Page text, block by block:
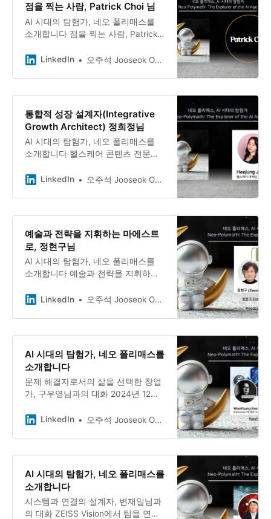
점을 찍는 사람, Patrick Choi 님
AI 시대의 탐험가, 네오 폴리매스를
소개합니다 점을 찍는 사람, Patrick
말에는 공연 사진작가, 교회에서는 선
드에서는 기타리스트. ”헤매는 것만큼
이 네 땅”이라는 말을 좋아하는
일어나 자신만의 점들을 찍어가고 있
습니다.
LinkedIn 오주석 Jooseok Oh, DBA, Ph.D.
통합적 성장 설계자(Integrative
Growth Architect) 정희정님
AI 시대의 탐험가, 네오 폴리매스를
소개합니다 헬스케어 콘텐츠 전문가
대화 20여 년간 헬스케어 마케팅 분
우‘를 창업한 정희정님. 복잡하고 까
스레터 ‘헬스클럽’을 운영하고, 다른
브랜드의 성장을 돕는 협업체를 리드
하기도 합니다.
LinkedIn 오주석 Jooseok Oh, DBA, Ph.D.
예술과 전략을 지휘하는 마에스트
로, 정현구님
AI 시대의 탐험가, 네오 폴리매스를
소개합니다 예술과 전략을 지휘하는
스트라 지휘자이자 작곡가, 그리고 기
자적인 프레임으로 일을 정의하고,
”우리는 모두 진행 중인 교향곡”이라
LinkedIn 오주석 Jooseok Oh, DBA, Ph.D.
AI 시대의 탐험가, 네오 폴리매스를
소개합니다
문제 해결자로서의 삶을 선택한 창업
가, 구우영님과의 대화 2024년 12월
신의 ‘나다움‘을 정의하고 AX 컨설팅
(B:Essential)을 창업한 WooYoung
Koo 구우영님. AI 비서 ‘지안’과 함께
요한 도구를 직접 만들며, 이해관계
없이 사람들을 만나는 그의 이야기를
들어봅니다.
LinkedIn 오주석 Jooseok Oh, DBA, Ph.D.
AI 시대의 탐험가, 네오 폴리매스를
소개합니다
시스템과 연결의 설계자, 변재일님과
의 대화 ZEISS Vision에서 팀을 연결